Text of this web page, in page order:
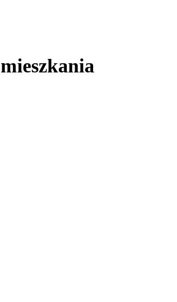
mieszkania